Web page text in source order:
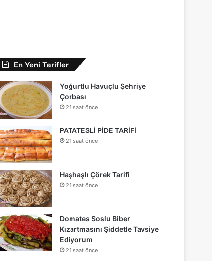
En Yeni Tarifler
Yoğurtlu Havuçlu Şehriye
Çorbası
21 saat önce
PATATESLİ PİDE TARİFİ
21 saat önce
Haşhaşlı Çörek Tarifi
21 saat önce
Domates Soslu Biber
Kızartmasını Şiddetle Tavsiye
Ediyorum
21 saat önce